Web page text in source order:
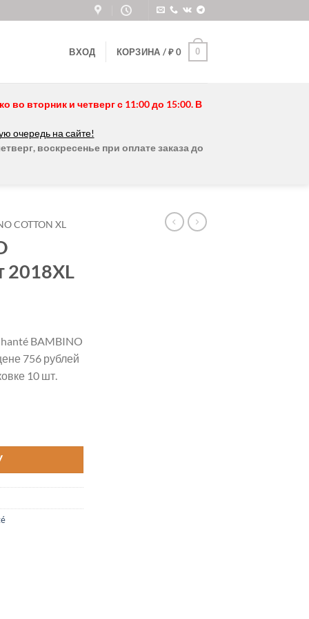
ВХОД КОРЗИНА /₽0 0
во вторник и четверг с 11:00 до 15:00. В
очередь на сайте!
воскресенье при оплате заказа до
COTTON XL
2018XL
BAMBINO
756 рублей
10 шт.